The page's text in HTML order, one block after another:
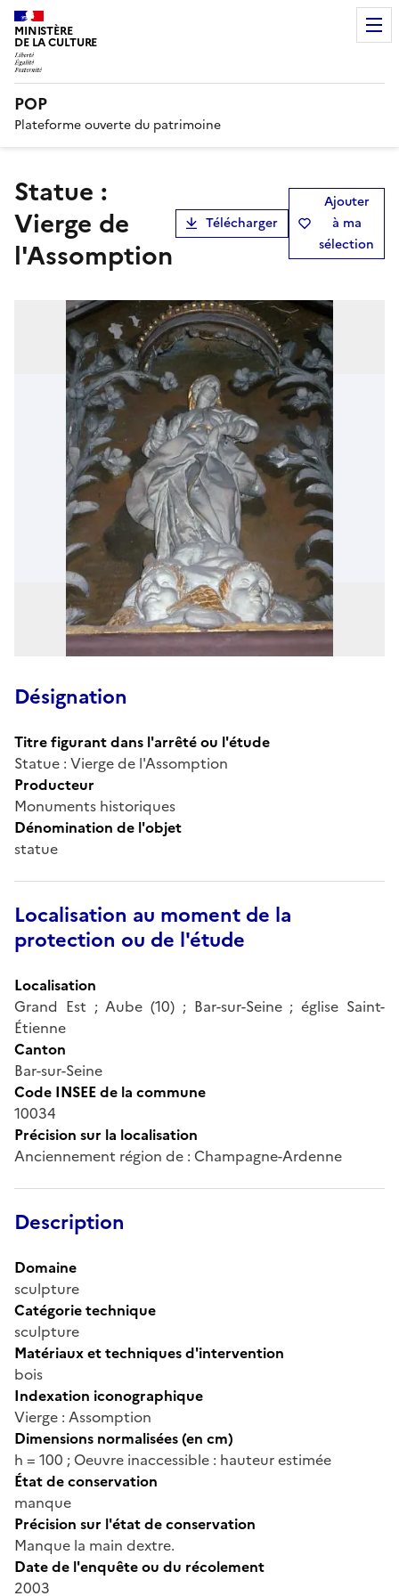
MINISTÈRE
DE LA CULTURE
POP
Plateforme ouverte du patrimoine
Statue :
Vierge de
l'Assomption
Télécharger
Ajouter
à ma
sélection
Désignation
Titre figurant dans l'arrêté ou l'étude
Statue : Vierge de l'Assomption
Producteur
Monuments historiques
Dénomination de l'objet
statue
Localisation au moment de la
protection ou de l'étude
Localisation
Grand Est ; Aube (10) ; Bar-sur-Seine ; église Saint-
Étienne
Canton
Bar-sur-Seine
Code INSEE de la commune
10034
Précision sur la localisation
Anciennement région de : Champagne-Ardenne
Description
Domaine
sculpture
Catégorie technique
sculpture
Matériaux et techniques d'intervention
bois
Indexation iconographique
Vierge : Assomption
Dimensions normalisées (en cm)
h = 100 ; Oeuvre inaccessible : hauteur estimée
État de conservation
manque
Précision sur l'état de conservation
Manque la main dextre.
Date de l'enquête ou du récolement
2003